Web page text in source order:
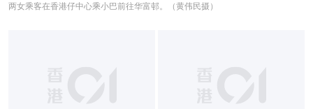
两女乘客在香港仔中心乘小巴前往华富邨。（黄伟民摄）